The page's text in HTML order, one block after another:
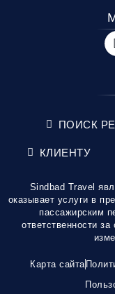
ПОИСК
КЛИЕНТУ
Sindbad Travel
оказывает услуги в
пассажирским
ответственности
Карта сайта